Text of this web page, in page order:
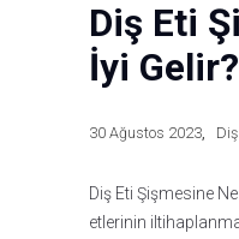
Diş Eti
İyi Gelir?
30 Ağustos 2023 Diş
Diş Eti Şişmesine
etlerinin